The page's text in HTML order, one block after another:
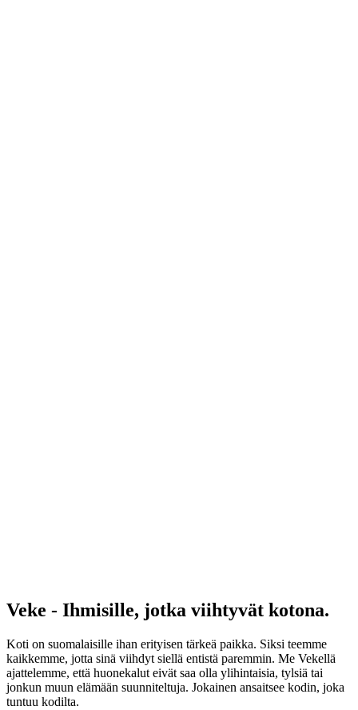
Veke - Ihmisille, jotka viihtyvät kotona.
Koti on suomalaisille ihan erityisen tärkeä paikka. Siksi teemme
kaikkemme, jotta sinä viihdyt siellä entistä paremmin. Me Vekellä
ajattelemme, että huonekalut eivät saa olla ylihintaisia, tylsiä tai
jonkun muun elämään suunniteltuja. Jokainen ansaitsee kodin, joka
tuntuu kodilta.